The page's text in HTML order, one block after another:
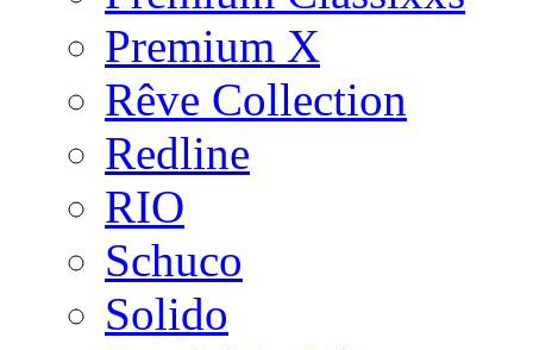
Premium X
Rêve Collection
Redline
RIO
Schuco
Solido